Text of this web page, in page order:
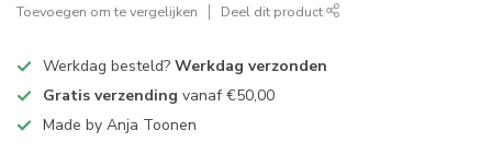
Toevoegen om te vergelijken Deel dit product
Werkdag besteld? Werkdag verzonden
Gratis verzending vanaf €50,00
Made by Anja Toonen